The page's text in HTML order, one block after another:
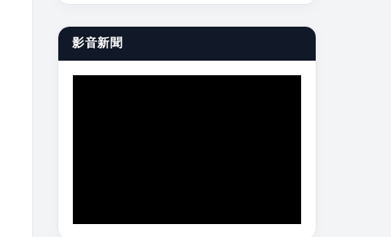
影音新聞